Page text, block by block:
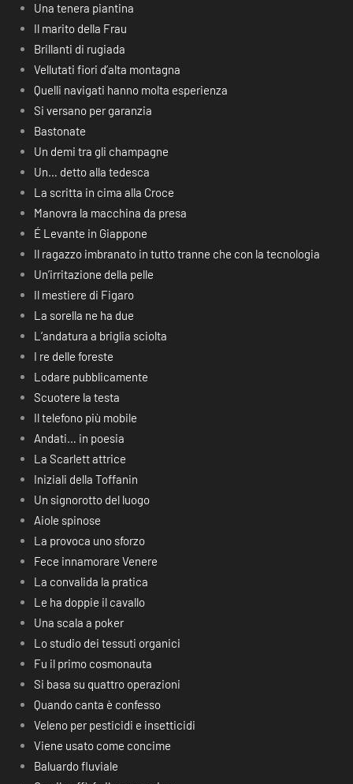
Una tenera piantina
Il marito della Frau
Brillanti di rugiada
Vellutati fiori d’alta montagna
Quelli navigati hanno molta esperienza
Si versano per garanzia
Bastonate
Un demi tra gli champagne
Un… detto alla tedesca
La scritta in cima alla Croce
Manovra la macchina da presa
É Levante in Giappone
Il ragazzo imbranato in tutto tranne che con la tecnologia
Un’irritazione della pelle
Il mestiere di Figaro
La sorella ne ha due
L’andatura a briglia sciolta
I re delle foreste
Lodare pubblicamente
Scuotere la testa
Il telefono più mobile
Andati… in poesia
La Scarlett attrice
Iniziali della Toffanin
Un signorotto del luogo
Aiole spinose
La provoca uno sforzo
Fece innamorare Venere
La convalida la pratica
Le ha doppie il cavallo
Una scala a poker
Lo studio dei tessuti organici
Fu il primo cosmonauta
Si basa su quattro operazioni
Quando canta è confesso
Veleno per pesticidi e insetticidi
Viene usato come concime
Baluardo fluviale